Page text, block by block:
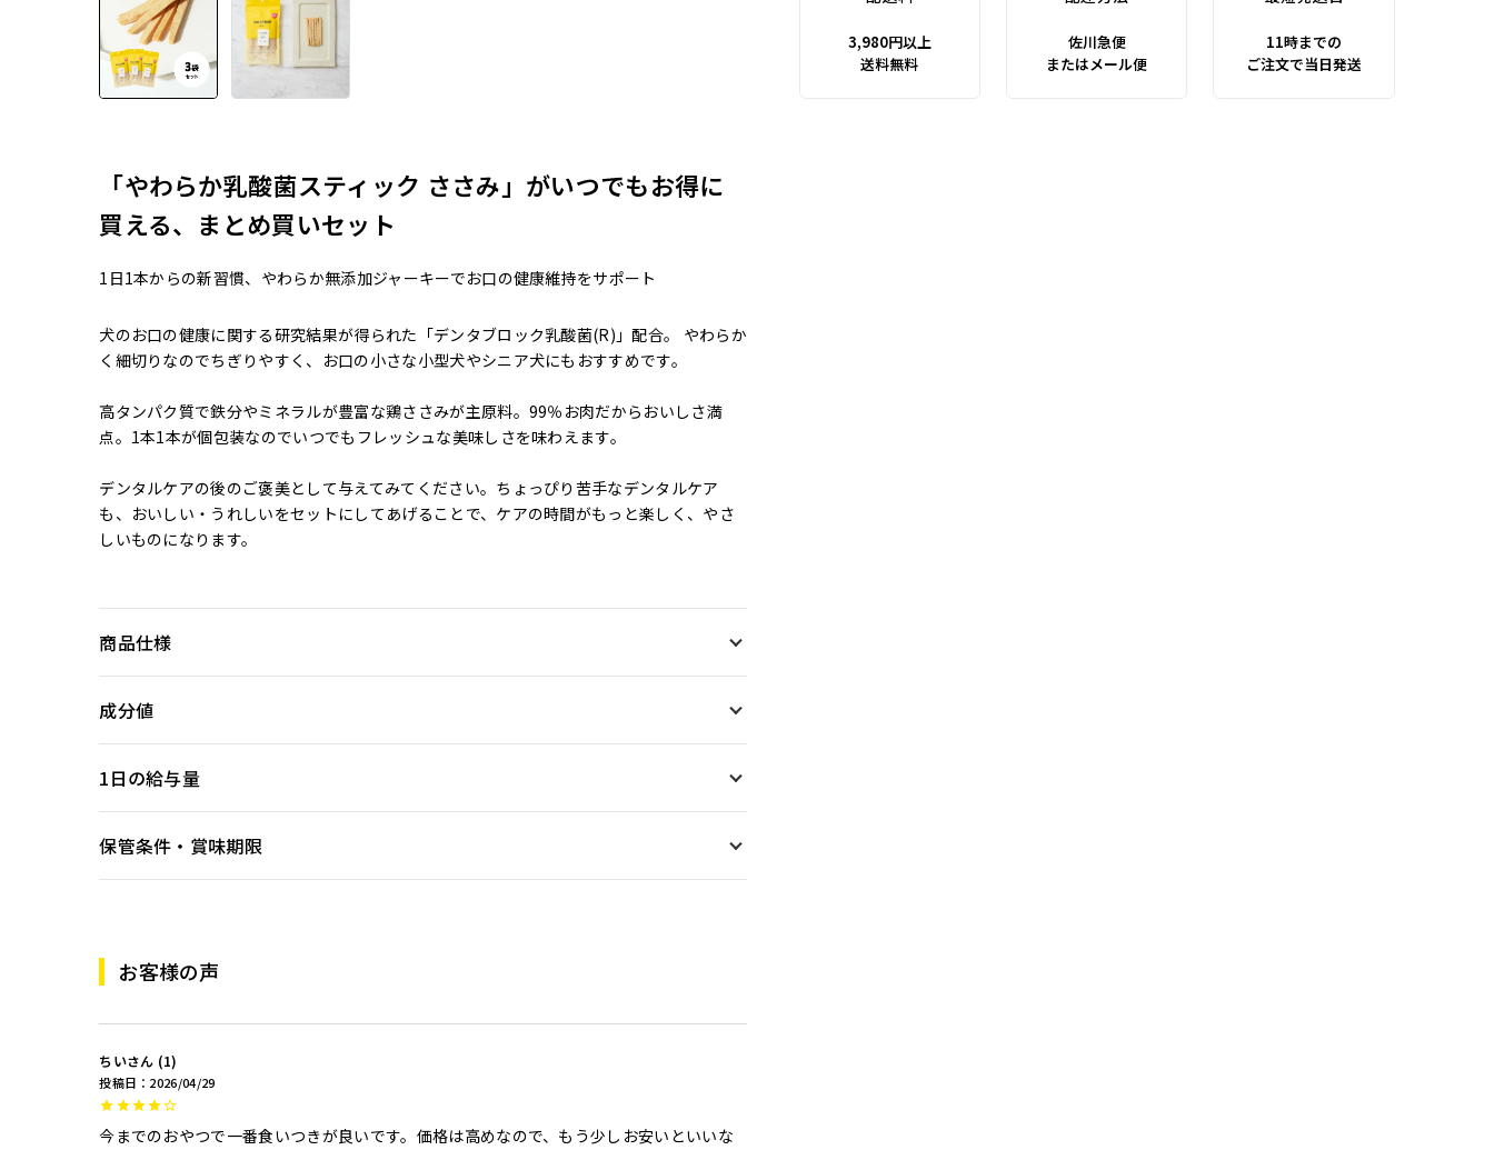
「やわらか乳酸菌スティック ささみ」がいつでもお得に
買える、まとめ買いセット
1日1本からの新習慣、やわらか無添加ジャーキーでお口の健康維持をサポート
犬のお口の健康に関する研究結果が得られた「デンタブロック乳酸菌(R)」配合。 やわらか
く細切りなのでちぎりやすく、お口の小さな小型犬やシニア犬にもおすすめです。
高タンパク質で鉄分やミネラルが豊富な鶏ささみが主原料。99％お肉だからおいしさ満
点。1本1本が個包装なのでいつでもフレッシュな美味しさを味わえます。
デンタルケアの後のご褒美として与えてみてください。ちょっぴり苦手なデンタルケア
も、おいしい・うれしいをセットにしてあげることで、ケアの時間がもっと楽しく、やさ
しいものになります。
商品仕様
成分値
1日の給与量
保管条件・賞味期限
お客様の声
ちい 1
投稿日 2026/04/29
今までのおやつで一番食いつきが良いです。価格は高めなので、もう少しお安いといいな
3,980円以上
送料無料
佐川急便
またはメール便
11時までの
ご注文で当日発送